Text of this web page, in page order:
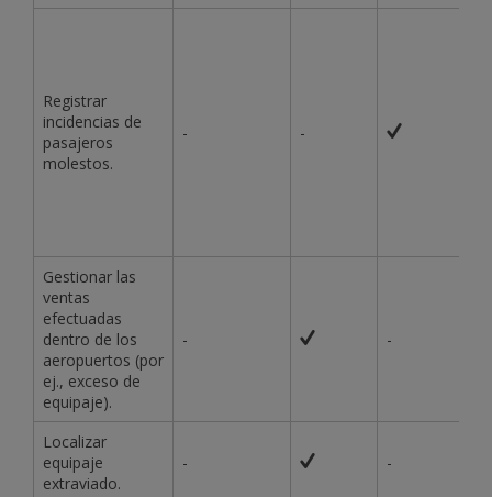
Registrar
incidencias de
pasajeros
molestos.
- -
Gestionar las
ventas
efectuadas
dentro de los
aeropuertos (por
ej., exceso de
equipaje).
- -
Localizar
equipaje
extraviado.
- -